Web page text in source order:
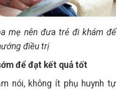
mẹ nên đưa trẻ đi khám để
điều trị
để đạt kết quả tốt
nói, không ít phụ huynh tự